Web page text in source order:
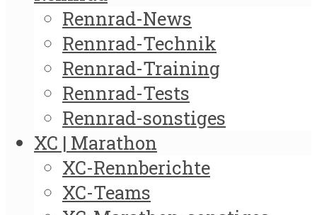
Rennrad-News
Rennrad-Technik
Rennrad-Training
Rennrad-Tests
Rennrad-sonstiges
XC | Marathon
XC-Rennberichte
XC-Teams